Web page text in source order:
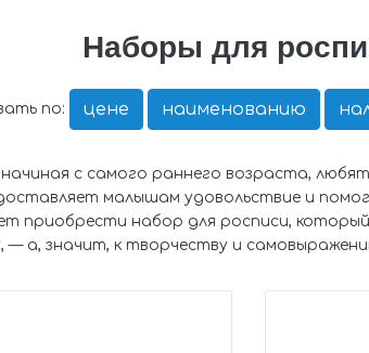
Наборы для
по: цене наименованию
с самого раннего возраста,
малышам удовольствие и
приобрести набор для росписи,
— а, значит, к творчеству и